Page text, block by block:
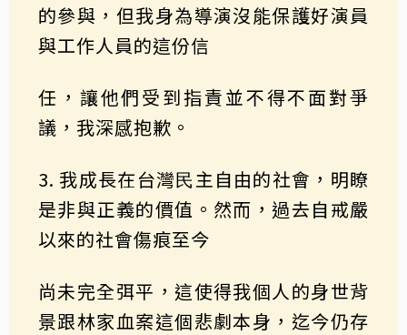
的參與，但我身為導演沒能保護好演員
與⼯作⼈員的這份信
任，讓他們受到指責並不得不面對爭
議，我深感抱歉。
3. 我成長在台灣⺠主⾃由的社會，明瞭
是非與正義的價值。然而，過去自戒嚴
以來的社會傷痕至今
尚未完全弭平，這使得我個人的身世背
景跟林家血案這個悲劇本身，迄今仍存